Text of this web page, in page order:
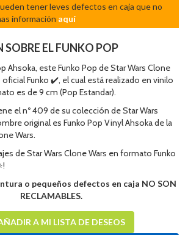
tener leves defectos en caja que no
información aquí
EL FUNKO POP
Ahsoka, este Funko Pop de Star Wars Clone
Funko ✔️, el cual está realizado en vinilo
es de 9 cm (Pop Estandar).
el nº 409 de su colección de Star Wars
original es Funko Pop Vinyl Ahsoka de la
Wars.
de Star Wars Clone Wars en formato Funko
o pequeños defectos en caja NO SON
RECLAMABLES.
A MI LISTA DE DESEOS